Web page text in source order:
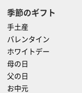
季節のギフト
手土産
バレンタイン
ホワイトデー
母の日
父の日
お中元